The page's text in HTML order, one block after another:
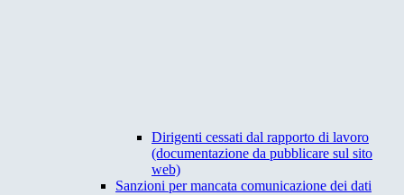
Dirigenti cessati dal rapporto di lavoro
(documentazione da pubblicare sul sito
web)
Sanzioni per mancata comunicazione dei dati